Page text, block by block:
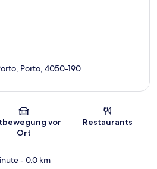
Karte
Porto, 4050-190
vor
Ort
Restaurants
- 0.0 km